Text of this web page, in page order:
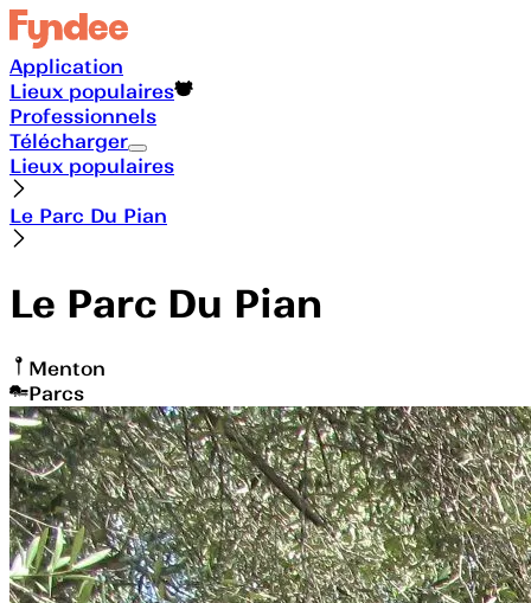
Application
Lieux populaires
Professionnels
Télécharger
Lieux populaires
Le Parc Du Pian
Le Parc Du Pian
Menton
Parcs